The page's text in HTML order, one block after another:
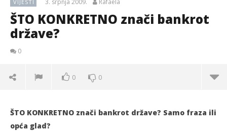
VIJESTI 3. srpnja 2009. Rafaela
ŠTO KONKRETNO znači bankrot
države?
0
0 0
ŠTO KONKRETNO znači bankrot države? Samo fraza ili
opća glad?